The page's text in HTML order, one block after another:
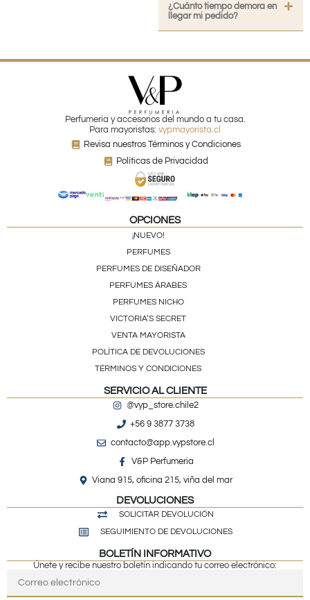
¿Cuánto tiempo demora en
llegar mi pedido?
Perfumería y accesorios del mundo a tu casa.
Para mayoristas: vypmayorista.cl
Revisa nuestros Términos y Condiciones
Políticas de Privacidad
OPCIONES
¡NUEVO!
PERFUMES
PERFUMES DE DISEÑADOR
PERFUMES ÁRABES
PERFUMES NICHO
VICTORIA’S SECRET
VENTA MAYORISTA
POLÍTICA DE DEVOLUCIONES
TÉRMINOS Y CONDICIONES
SERVICIO AL CLIENTE
@vyp_store.chile2
+56 9 3877 3738
contacto@app.vypstore.cl
V&P Perfumeria
Viana 915, oficina 215, viña del mar
DEVOLUCIONES
SOLICITAR DEVOLUCIÓN
SEGUIMIENTO DE DEVOLUCIONES
BOLETÍN INFORMATIVO
Únete y recibe nuestro boletín indicando tu correo electrónico: